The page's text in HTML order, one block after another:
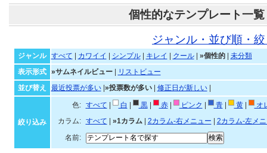
個性的なテンプレート一覧
ジャンル・並び順・
ジャンル すべて カワイイ シンプル| キレイ クール| »個性的| 未分類
表示形式
»サムネイルビュー|
リストビュー
並び替え
最近投票が多い| »投票数が多い| 修正日が新しい|
絞り込み
色: すべて 白 黒| 赤| ピンク 青| 黄|
オ
カラム:
すべて »1カラム| 2カラム-右メニュー
2カラム-左メ
名前: